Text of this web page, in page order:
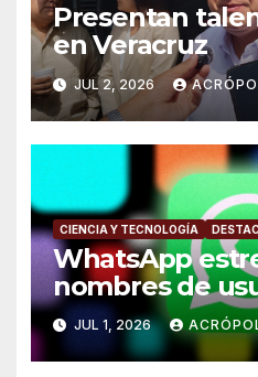
Presentan
en Veracruz
JUL 2, 2026
CIENCIA Y TECNOLOGÍA
WhatsApp
nombres de
número
JUL 1, 2026